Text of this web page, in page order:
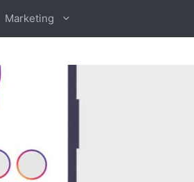
Marketing